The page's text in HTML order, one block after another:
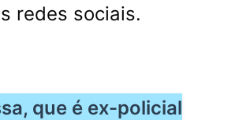
redes sociais.
que é ex-policial